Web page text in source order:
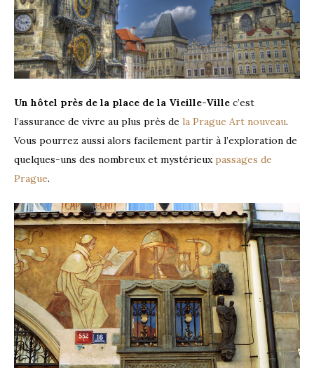
Un hôtel près de la place de la Vieille-Ville c’est
l’assurance de vivre au plus près de la Prague Art nouveau.
Vous pourrez aussi alors facilement partir à l’exploration de
quelques-uns des nombreux et mystérieux passages de
Prague.